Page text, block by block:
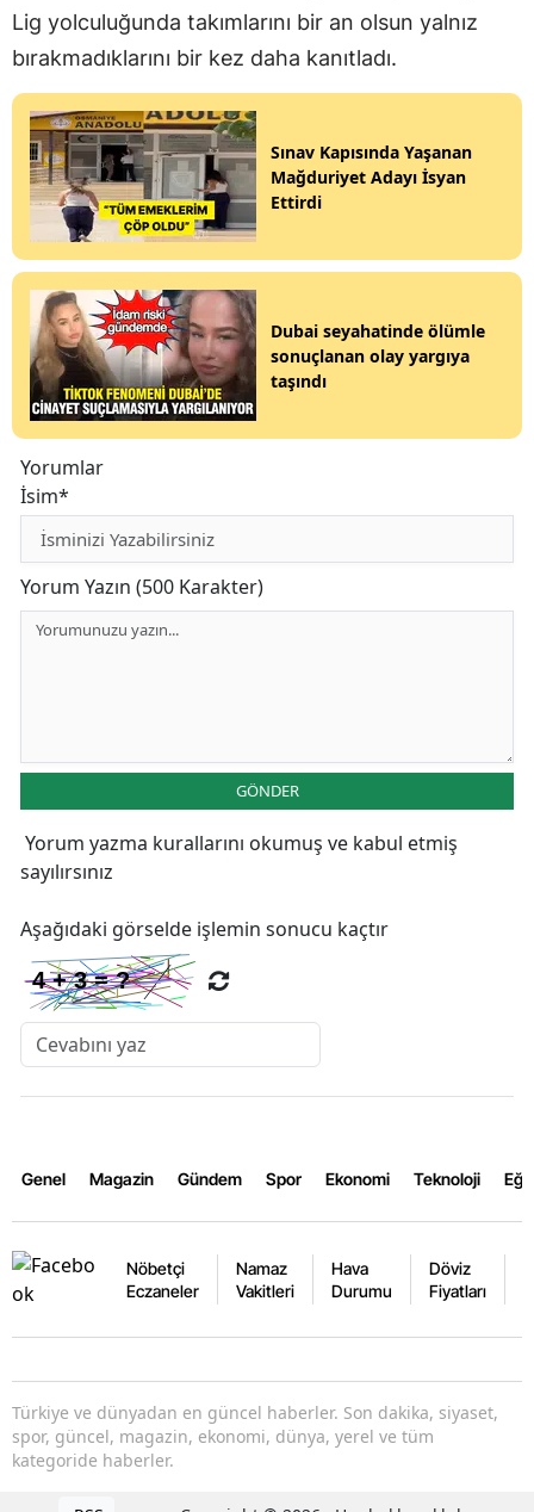
Lig yolculuğunda takımlarını bir an olsun yalnız
bırakmadıklarını bir kez daha kanıtladı.
Sınav Kapısında Yaşanan
Mağduriyet Adayı İsyan
Ettirdi
Dubai seyahatinde ölümle
sonuçlanan olay yargıya
taşındı
Yorumlar
İsim*
Yorum Yazın (500 Karakter)
GÖNDER
Yorum yazma kurallarını okumuş ve kabul etmiş
sayılırsınız
Aşağıdaki görselde işlemin sonucu kaçtır
Genel Magazin Gündem Spor Ekonomi Teknoloji
Nöbetçi
Eczaneler
Namaz
Vakitleri
Hava
Durumu
Döviz
Fiyatları
Türkiye ve dünyadan en güncel haberler. Son dakika, siyaset,
spor, güncel, magazin, ekonomi, dünya, yerel ve tüm
kategoride haberler.